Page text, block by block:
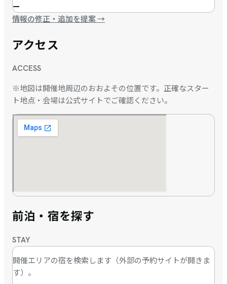
—
情報の修正・追加を提案→
アクセス
ACCESS
※地図は開催地周辺のおおよその位置です。正確なスター
ト地点・会場は公式サイトでご確認ください。
前泊・宿を探す
STAY
開催エリアの宿を検索します（外部の予約サイトが開きま
す）。